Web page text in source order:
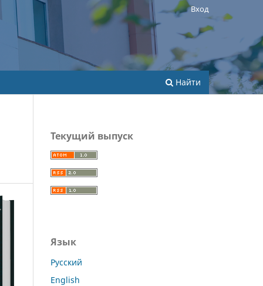
Найти
Вход
Текущий выпуск
Язык
Русский
English